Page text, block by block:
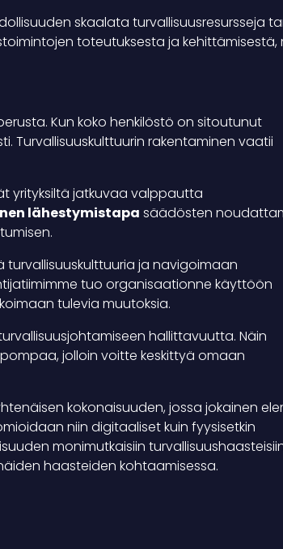
skaalata turvallisuusresursseja
toteutuksesta ja kehittämisestä,
Kun koko henkilöstö on sitoutunut
Turvallisuuskulttuurin rakentaminen vaatii
yrityksiltä jatkuvaa valppautta
lähestymistapa säädösten
ja navigoimaan
tuo organisaationne käyttöön
tulevia muutoksia.
hallittavuutta. Näin
jolloin voitte keskittyä omaan
kokonaisuuden, jossa jokainen
niin digitaaliset kuin fyysisetkin
monimutkaisiin
haasteiden kohtaamisessa.